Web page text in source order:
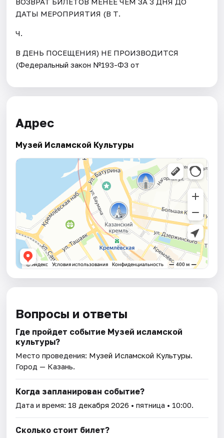
ДАТЫ МЕРОПРИЯТИЯ (В Т.
Ч.
В ДЕНЬ ПОСЕЩЕНИЯ) НЕ ПРОИЗВОДИТСЯ
(Федеральный закон №193-ФЗ от
Адрес
Музей Исламской Культуры
Вопросы и ответы
Где пройдет событие Музей исламской
культуры?
Место проведения: Музей Исламской Культуры.
Город — Казань.
Когда запланирован событие?
Дата и время: 18 декабря 2026 • пятница • 10:00.
Сколько стоит билет?